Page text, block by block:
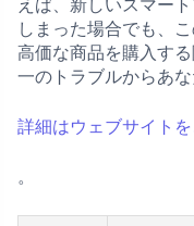
えば、新しいスマー
しまった場合でも、
高価な商品を購入す
一のトラブルからあ
詳細はウェブサイト
。